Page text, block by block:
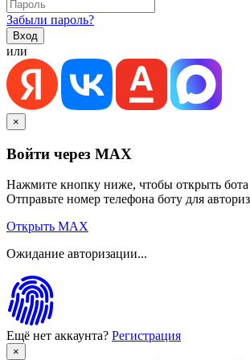
Забыли пароль?
или
×
Войти через MAX
Нажмите кнопку ниже, чтобы открыть
Отправьте номер телефона боту для
Открыть MAX
Ожидание авторизации...
Ещё нет аккаунта? Регистрация
×